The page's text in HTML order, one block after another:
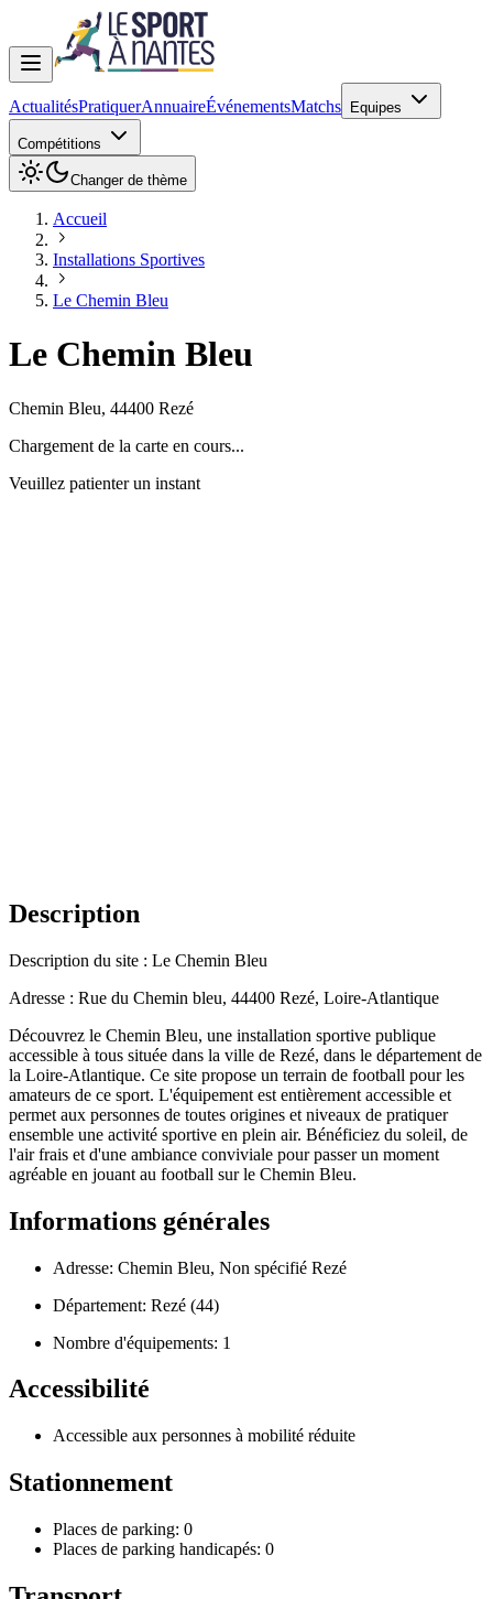
ActualitésPratiquerAnnuaireÉvénementsMatchs Equipes
Compétitions
Changer de thème
Accueil
Installations Sportives
Le Chemin Bleu
Le Chemin Bleu
Chemin Bleu, 44400 Rezé
Chargement de la carte en cours...
Veuillez patienter un instant
Description
Description du site : Le Chemin Bleu
Adresse : Rue du Chemin bleu, 44400 Rezé, Loire-Atlantique
Découvrez le Chemin Bleu, une installation sportive publique
accessible à tous située dans la ville de Rezé, dans le département de
la Loire-Atlantique. Ce site propose un terrain de football pour les
amateurs de ce sport. L'équipement est entièrement accessible et
permet aux personnes de toutes origines et niveaux de pratiquer
ensemble une activité sportive en plein air. Bénéficiez du soleil, de
l'air frais et d'une ambiance conviviale pour passer un moment
agréable en jouant au football sur le Chemin Bleu.
Informations générales
Adresse: Chemin Bleu, Non spécifié Rezé
Département: Rezé (44)
Nombre d'équipements: 1
Accessibilité
Accessible aux personnes à mobilité réduite
Stationnement
Places de parking: 0
Places de parking handicapés: 0